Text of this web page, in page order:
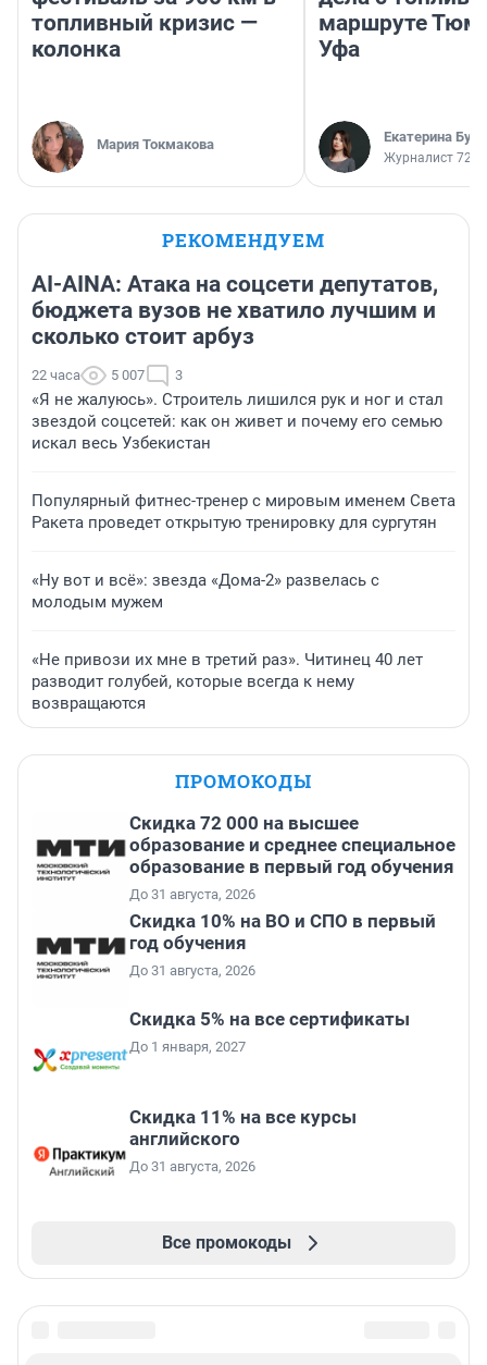
топливный кризис —
колонка
Мария Токмакова
маршруте
Уфа
Екатерина
Журналист
РЕКОМЕНДУЕМ
AI-AINA: Атака на соцсети депутатов,
бюджета вузов не хватило лучшим и
сколько стоит арбуз
22 часа 5 007 3
«Я не жалуюсь». Строитель лишился рук и ног и стал
звездой соцсетей: как он живет и почему его семью
искал весь Узбекистан
Популярный фитнес-тренер с мировым именем Света
Ракета проведет открытую тренировку для сургутян
«Ну вот и всё»: звезда «Дома-2» развелась с
молодым мужем
«Не привози их мне в третий раз». Читинец 40 лет
разводит голубей, которые всегда к нему
возвращаются
ПРОМОКОДЫ
Скидка 72 000 на высшее
образование и среднее специальное
образование в первый год обучения
До 31 августа, 2026
Скидка 10% на ВО и СПО в первый
год обучения
До 31 августа, 2026
Скидка 5% на все сертификаты
До 1 января, 2027
Скидка 11% на все курсы
английского
До 31 августа, 2026
Все промокоды